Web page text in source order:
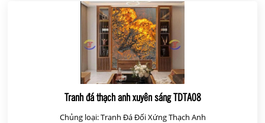
Tranh đá thạch anh xuyên sáng TDTA08
Chủng loại: Tranh Đá Đối Xứng Thạch Anh